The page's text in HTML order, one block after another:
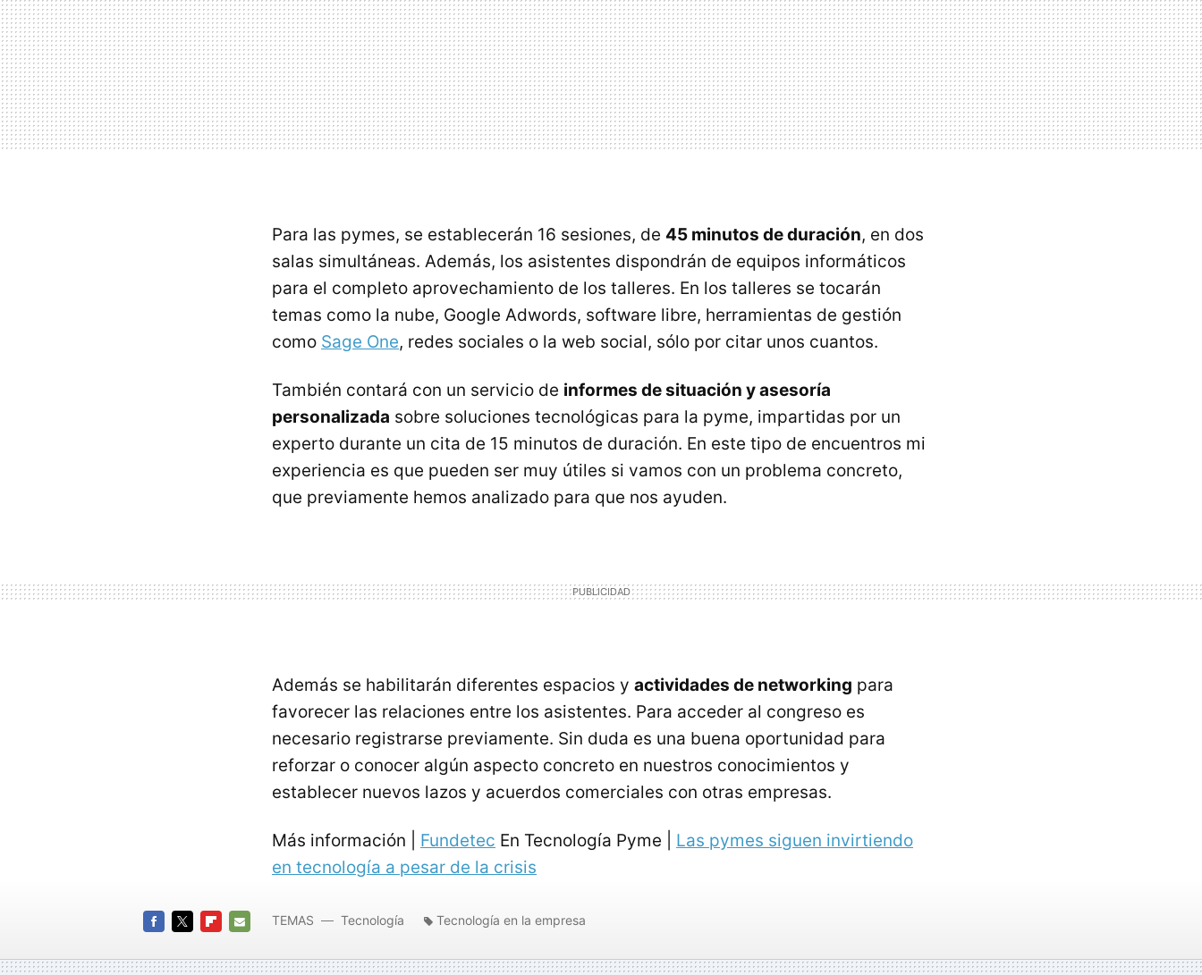
Para las pymes, se establecerán 16 sesiones, de 45 minutos de duración, en dos
salas simultáneas. Además, los asistentes dispondrán de equipos informáticos
para el completo aprovechamiento de los talleres. En los talleres se tocarán
temas como la nube, Google Adwords, software libre, herramientas de gestión
como Sage One, redes sociales o la web social, sólo por citar unos cuantos.
También contará con un servicio de informes de situación y asesoría
personalizada sobre soluciones tecnológicas para la pyme, impartidas por un
experto durante un cita de 15 minutos de duración. En este tipo de encuentros mi
experiencia es que pueden ser muy útiles si vamos con un problema concreto,
que previamente hemos analizado para que nos ayuden.
Además se habilitarán diferentes espacios y actividades de networking para
favorecer las relaciones entre los asistentes. Para acceder al congreso es
necesario registrarse previamente. Sin duda es una buena oportunidad para
reforzar o conocer algún aspecto concreto en nuestros conocimientos y
establecer nuevos lazos y acuerdos comerciales con otras empresas.
Más información | Fundetec En Tecnología Pyme | Las pymes siguen invirtiendo
en tecnología a pesar de la crisis
MAIL
TEMAS Tecnología Tecnología en la empresa